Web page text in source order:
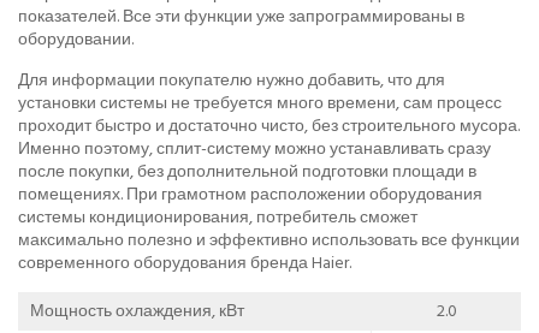
показателей. Все эти функции уже запрограммированы в
оборудовании.
Для информации покупателю нужно добавить, что для
установки системы не требуется много времени, сам процесс
проходит быстро и достаточно чисто, без строительного мусора.
Именно поэтому, сплит-систему можно устанавливать сразу
после покупки, без дополнительной подготовки площади в
помещениях. При грамотном расположении оборудования
системы кондиционирования, потребитель сможет
максимально полезно и эффективно использовать все функции
современного оборудования бренда Haier.
Мощность охлаждения, кВт
2.0